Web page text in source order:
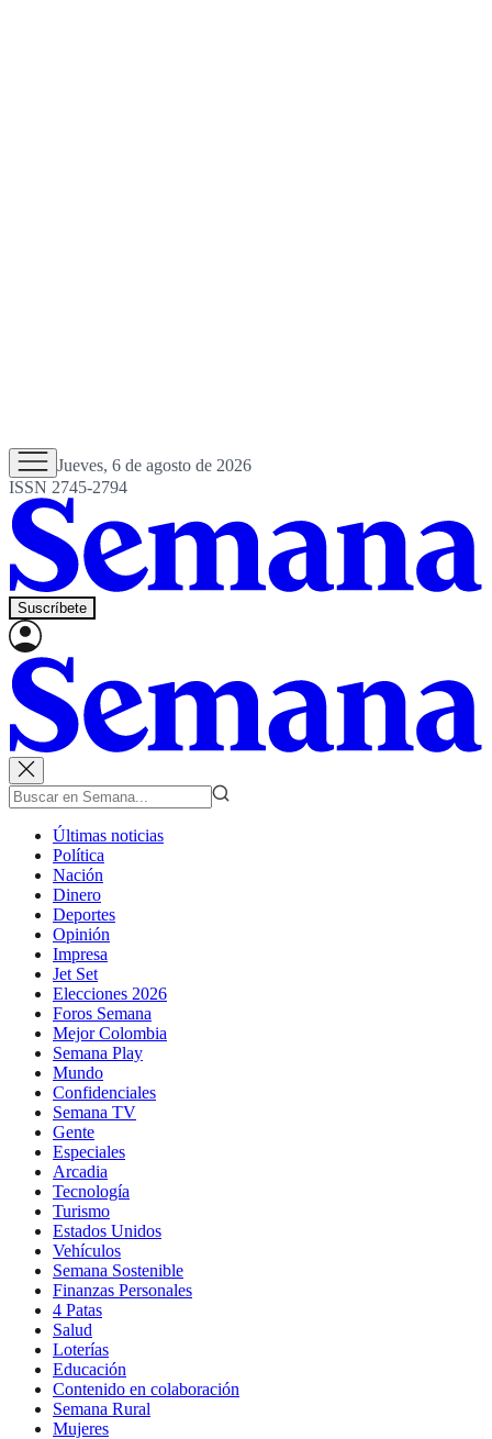
Jueves, 6 de agosto de 2026
ISSN 2745-2794
Suscríbete
Últimas noticias
Política
Nación
Dinero
Deportes
Opinión
Impresa
Jet Set
Elecciones 2026
Foros Semana
Mejor Colombia
Semana Play
Mundo
Confidenciales
Semana TV
Gente
Especiales
Arcadia
Tecnología
Turismo
Estados Unidos
Vehículos
Semana Sostenible
Finanzas Personales
4 Patas
Salud
Loterías
Educación
Contenido en colaboración
Semana Rural
Mujeres